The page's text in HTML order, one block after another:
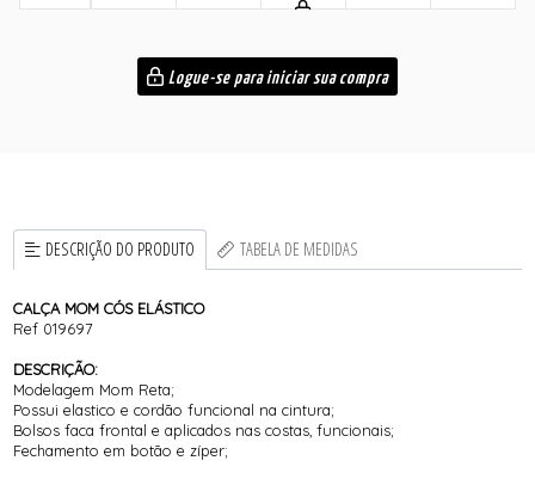
Logue-se para iniciar sua compra
DESCRIÇÃO DO PRODUTO TABELA DE MEDIDAS
CALÇA MOM CÓS ELÁSTICO
Ref 019697
DESCRIÇÃO:
Modelagem Mom Reta;
Possui elastico e cordão funcional na cintura;
Bolsos faca frontal e aplicados nas costas, funcionais;
Fechamento em botão e zíper;